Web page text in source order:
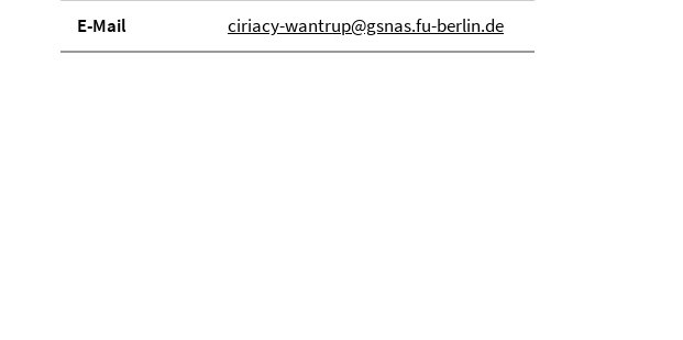
E-Mail ciriacy-wantrup@gsnas.fu-berlin.de